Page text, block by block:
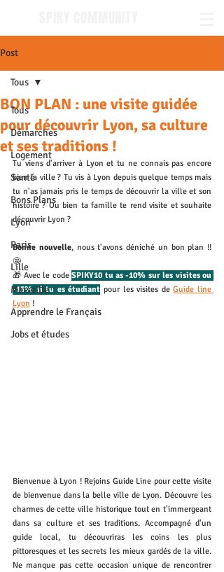
Post
Tous
Démarches
Logement
Santé
Bons Plans
Lyon
Paris
Lille
Marseille
Apprendre le Français
Jobs et études
Tous
BON PLAN : une visite guidée
pour découvrir Lyon, sa culture
et ses traditions !
Tu viens d'arriver à Lyon et tu ne connais pas encore
bien la ville ? Tu vis à Lyon depuis quelque temps mais
tu n'as jamais pris le temps de découvrir la ville et son
histoire ? Ou bien ta famille te rend visite et souhaite
découvrir Lyon ?
Bonne nouvelle, nous t'avons déniché un bon plan !!
🤩
🎁 Avec le code SPIKY10 tu as -10% sur les visites ou
-15% si tu es étudiant pour les visites de Guide line
Lyon !
Bienvenue à Lyon ! Rejoins Guide Line pour cette visite
de bienvenue dans la belle ville de Lyon. Découvre les
charmes de cette ville historique tout en t'immergeant
dans sa culture et ses traditions. Accompagné d'un
guide local, tu découvriras les coins les plus
pittoresques et les secrets les mieux gardés de la ville.
Ne manque pas cette occasion unique de rencontrer